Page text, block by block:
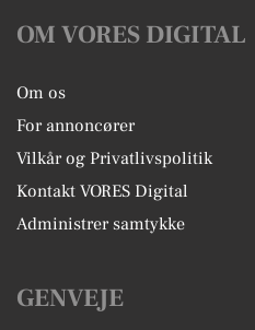
OM VORES DIGITAL
Om os
For annoncører
Vilkår og Privatlivspolitik
Kontakt VORES Digital
Administrer samtykke
GENVEJE